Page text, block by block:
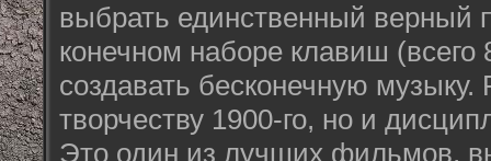
выбрать единственный верный
конечном наборе клавиш (всего
создавать бесконечную музыку.
творчеству 1900-го, но и
Это один из лучших фильмов,